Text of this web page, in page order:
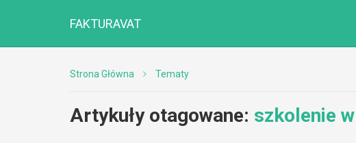
FAKTURAVAT
Strona Główna Tematy
Artykuły otagowane: szkolenie